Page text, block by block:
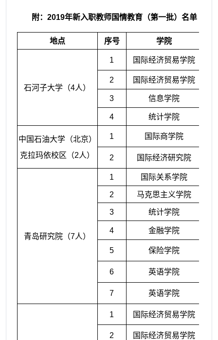
附： 2019年新入职教师国情教育（第一批） 名单
地点 序号 学院
石河子大学（4人）
1 国际经济贸易学院
2 国际经济贸易学院
3 信息学院
4 统计学院
中国石油大学（北京）
克拉玛依校区（2人）
1 国际商学院
2 国际经济研究院
青岛研究院（7人）
1 国际关系学院
2 马克思主义学院
3 统计学院
4 金融学院
5 保险学院
6 英语学院
7 英语学院
1 国际经济贸易学院
2 国际经济贸易学院